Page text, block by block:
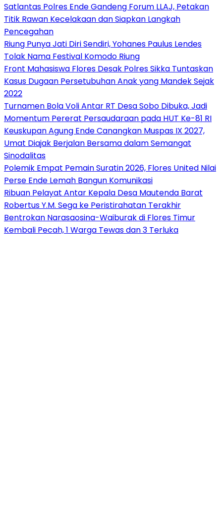
Satlantas Polres Ende Gandeng Forum LLAJ, Petakan
Titik Rawan Kecelakaan dan Siapkan Langkah
Pencegahan
Riung Punya Jati Diri Sendiri, Yohanes Paulus Lendes
Tolak Nama Festival Komodo Riung
Front Mahasiswa Flores Desak Polres Sikka Tuntaskan
Kasus Dugaan Persetubuhan Anak yang Mandek Sejak
2022
Turnamen Bola Voli Antar RT Desa Sobo Dibuka, Jadi
Momentum Pererat Persaudaraan pada HUT Ke-81 RI
Keuskupan Agung Ende Canangkan Muspas IX 2027,
Umat Diajak Berjalan Bersama dalam Semangat
Sinodalitas
Polemik Empat Pemain Suratin 2026, Flores United Nilai
Perse Ende Lemah Bangun Komunikasi
Ribuan Pelayat Antar Kepala Desa Mautenda Barat
Robertus Y.M. Sega ke Peristirahatan Terakhir
Bentrokan Narasaosina-Waiburak di Flores Timur
Kembali Pecah, 1 Warga Tewas dan 3 Terluka